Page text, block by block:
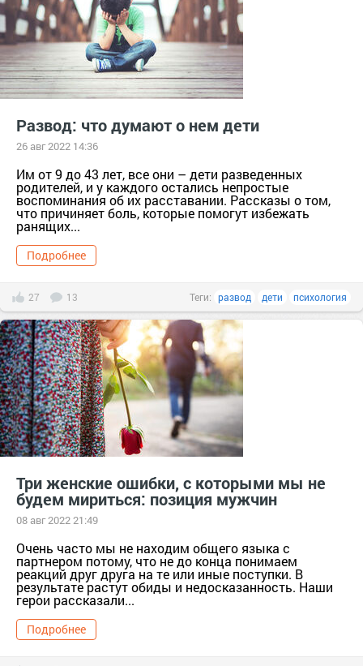
Развод: что думают о нем дети
26 авг 2022 14:36
Им от 9 до 43 лет, все они – дети разведенных
родителей, и у каждого остались непростые
воспоминания об их расставании. Рассказы о том,
что причиняет боль, которые помогут избежать
ранящих...
Подробнее
27 13 Теги: развод дети психология
Три женские ошибки, с которыми мы не
будем мириться: позиция мужчин
08 авг 2022 21:49
Очень часто мы не находим общего языка с
партнером потому, что не до конца понимаем
реакций друг друга на те или иные поступки. В
результате растут обиды и недосказанность. Наши
герои рассказали...
Подробнее